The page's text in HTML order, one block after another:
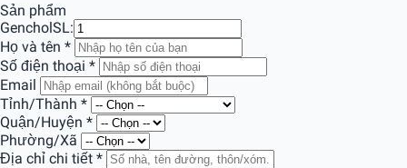
Sản phẩm
GencholSL:
Họ và tên *
Số điện thoại *
Email
Tỉnh/Thành *
Quận/Huyện *
Phường/Xã
Địa chỉ chi tiết *